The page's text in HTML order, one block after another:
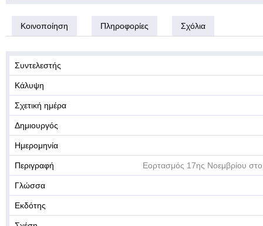
Κοινοποίηση Πληροφορίες Σχόλια
Συντελεστής
Κάλυψη
Σχετική ημέρα
Δημιουργός
Ημερομηνία
Περιγραφή Εορτασμός 17ης Νοεμβρίου
Γλώσσα
Εκδότης